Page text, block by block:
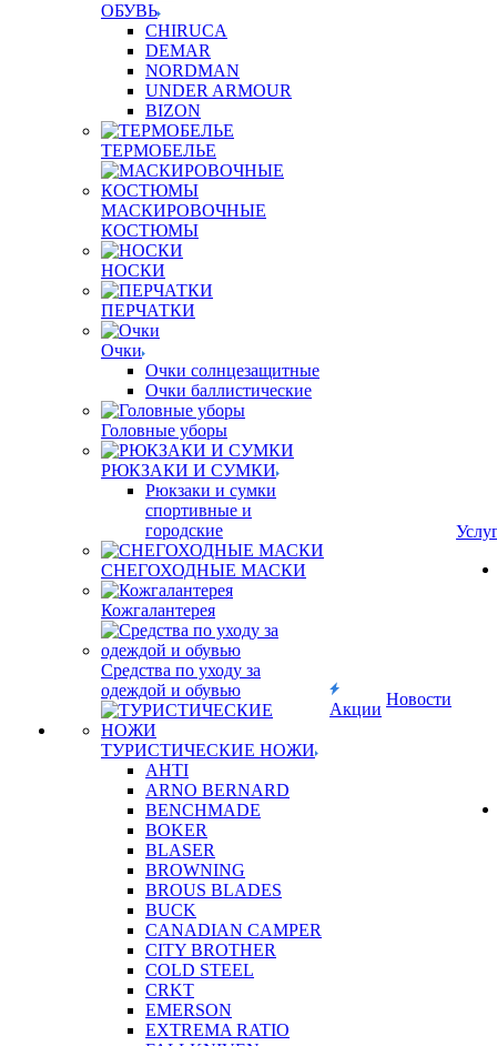
ОБУВЬ
CHIRUCA
DEMAR
NORDMAN
UNDER ARMOUR
BIZON
ТЕРМОБЕЛЬЕ
МАСКИРОВОЧНЫЕ
КОСТЮМЫ
НОСКИ
ПЕРЧАТКИ
Очки
Очки солнцезащитные
Очки баллистические
Головные уборы
РЮКЗАКИ И СУМКИ
Рюкзаки и сумки
спортивные и
городские
СНЕГОХОДНЫЕ МАСКИ
Кожгалантерея
Средства по уходу за
одеждой и обувью
ТУРИСТИЧЕСКИЕ НОЖИ
AHTI
ARNO BERNARD
BENCHMADE
BOKER
BLASER
BROWNING
BROUS BLADES
BUCK
CANADIAN CAMPER
CITY BROTHER
COLD STEEL
CRKT
EMERSON
EXTREMA RATIO
Акции
Новости